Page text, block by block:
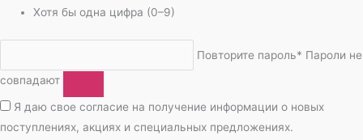
Хотя бы одна цифра (0–9)
Повторите пароль* Пароли не
совпадают
Я даю свое согласие на получение информации о новых
поступлениях, акциях и специальных предложениях.